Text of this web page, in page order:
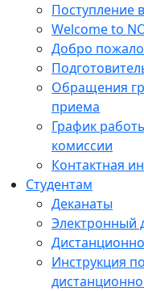
Поступление
Welcome to
Добро
Обращения
приема
График
комиссии
Контактная
Студентам
Деканаты
Электронный
Инструкция